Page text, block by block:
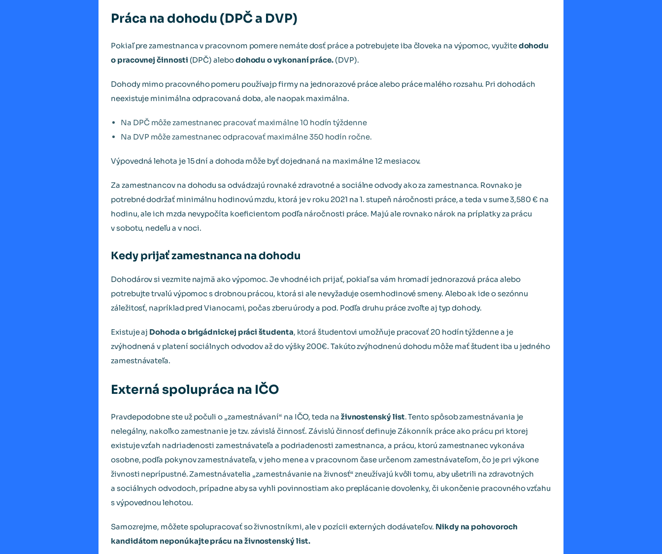
Práca na dohodu (DPČ a DVP)
Pokiaľ pre zamestnanca v pracovnom pomere nemáte dosť práce a potrebujete iba človeka na výpomoc, využitedohodu
o pracovnej činnosti (DPČ) alebodohodu o vykonaní práce. (DVP).
Dohody mimo pracovného pomeru používajp firmy na jednorazové práce alebo práce malého rozsahu. Pri dohodách
neexistuje minimálna odpracovaná doba, ale naopak maximálna.
Na DPČ môže zamestnanec pracovať maximálne 10 hodín týždenne
Na DVP môže zamestnanec odpracovať maximálne 350 hodín ročne.
Výpovedná lehota je 15 dní a dohoda môže byť dojednaná na maximálne 12 mesiacov.
Za zamestnancov na dohodu sa odvádzajú rovnaké zdravotné a sociálne odvody ako za zamestnanca. Rovnako je
potrebné dodržať minimálnu hodinovú mzdu, ktorá je v roku 2021 na 1. stupeň náročnosti práce, a teda v sume 3,580 € na
hodinu, ale ich mzda nevypočíta koeficientom podľa náročnosti práce. Majú ale rovnako nárok na príplatky za prácu
v sobotu, nedeľu a v noci.
Kedy prijať zamestnanca na dohodu
Dohodárov si vezmite najmä ako výpomoc. Je vhodné ich prijať, pokiaľ sa vám hromadí jednorazová práca alebo
potrebujte trvalú výpomoc s drobnou prácou, ktorá si ale nevyžaduje osemhodinové smeny. Alebo ak ide o sezónnu
záležitosť, napríklad pred Vianocami, počas zberu úrody a pod. Podľa druhu práce zvoľte aj typ dohody.
Existuje aj Dohoda o brigádnickej práci študenta, ktorá študentovi umožňuje pracovať 20 hodín týždenne a je
zvýhodnená v platení sociálnych odvodov až do výšky 200€. Takúto zvýhodnenú dohodu môže mať študent iba u jedného
zamestnávateľa.
Externá spolupráca na IČO
Pravdepodobne ste už počuli o „zamestnávaní“ na IČO, teda na živnostenský list. Tento spôsob zamestnávania je
nelegálny, nakoľko zamestnanie je tzv. závislá činnosť. Závislú činnosť definuje Zákonník práce ako prácu pri ktorej
existuje vzťah nadriadenosti zamestnávateľa a podriadenosti zamestnanca, a prácu, ktorú zamestnanec vykonáva
osobne, podľa pokynov zamestnávateľa, v jeho mene a v pracovnom čase určenom zamestnávateľom, čo je pri výkone
živnosti neprípustné. Zamestnávatelia „zamestnávanie na živnosť“ zneužívajú kvôli tomu, aby ušetrili na zdravotných
a sociálnych odvodoch, prípadne aby sa vyhli povinnostiam ako preplácanie dovolenky, či ukončenie pracovného vzťahu
s výpovednou lehotou.
Samozrejme, môžete spolupracovať so živnostníkmi, ale v pozícii externých dodávateľov. Nikdy na pohovoroch
kandidátom neponúkajte prácu na živnostenský list.